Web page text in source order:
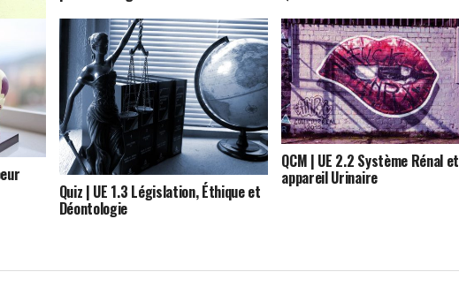
|
Quiz | UE 1.3 Législation, Éthique et
Déontologie
QCM | UE 2.2 Système Rénal et
appareil Urinaire